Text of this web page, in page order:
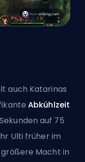
auch Katarinas
Abkühlzeit
auf 75
Ulti früher im
Macht in